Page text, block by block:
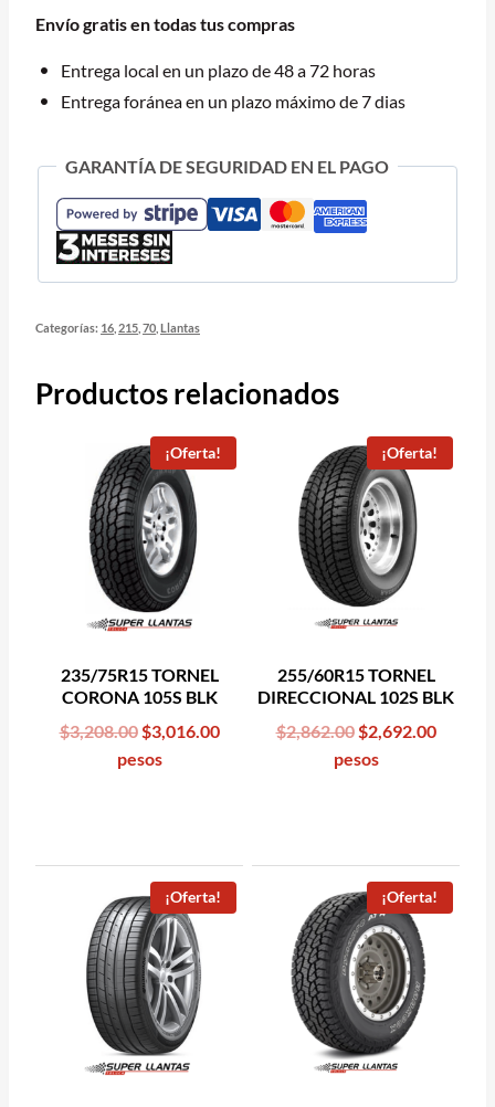
Envío gratis en todas tus compras
Entrega local en un plazo de 48 a 72 horas
Entrega foránea en un plazo máximo de 7 dias
GARANTÍA DE SEGURIDAD EN EL PAGO
Categorías: 16 215 70 Llantas
Productos relacionados
¡Oferta!
235/75R15 TORNEL
CORONA 105S BLK
$3,208.00 Original
price
$3,016.00Current
pesos
¡Oferta!
255/60R15 TORNEL
DIRECCIONAL 102S BLK
$2,862.00 Original
price
$2,692.00
pesos
¡Oferta! ¡Oferta!